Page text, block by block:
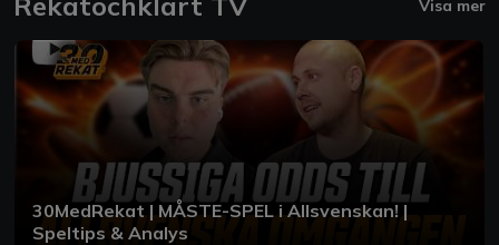
Visa mer
30MedRekat | MÅSTE-SPEL i Allsvenskan! |
Speltips & Analys